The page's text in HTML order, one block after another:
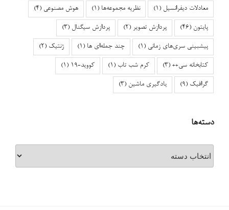
معادلات دیفرانسیل (1) نظریه مجموعه‌ها (1) هوش مصنوعی (4)
پایتون (46) پردازش تصویر (2) پردازش سیگنال (3)
پیشبینی سری‌های زمانی (1) چند جمله‌ای ها (1) ژنتیک (2)
کتابخانه سی++ (3) کرم شب تاب (1) کووید-۱۹ (1)
گرافیک (9) یادگیری ماشین (3)
دسته‌ها